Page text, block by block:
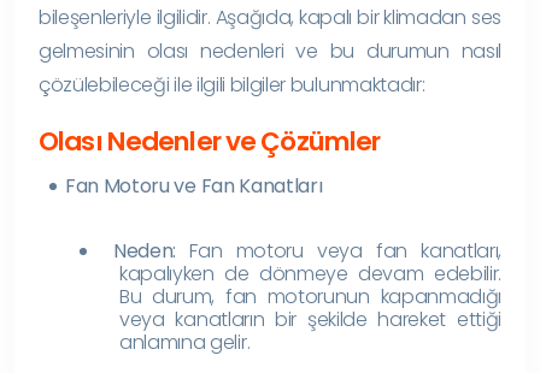
bileşenleriyle ilgilidir. Aşağıda, kapalı bir klimadan ses
gelmesinin olası nedenleri ve bu durumun nasıl
çözülebileceği ile ilgili bilgiler bulunmaktadır:
Olası Nedenler ve Çözümler
Fan Motoru ve Fan Kanatları
Neden: Fan motoru veya fan kanatları,
kapalıyken de dönmeye devam edebilir.
Bu durum, fan motorunun kapanmadığı
veya kanatların bir şekilde hareket ettiği
anlamına gelir.